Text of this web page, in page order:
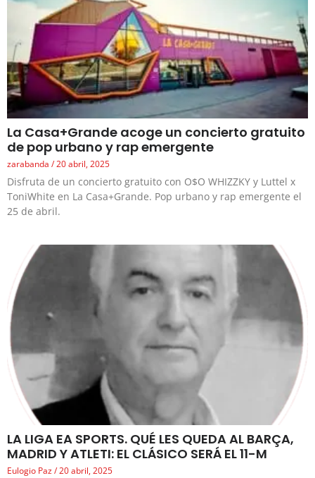
La Casa+Grande acoge un concierto gratuito
de pop urbano y rap emergente
zarabanda 20 abril, 2025
Disfruta de un concierto gratuito con O$O WHIZZKY y Luttel x
ToniWhite en La Casa+Grande. Pop urbano y rap emergente el
25 de abril.
LA LIGA EA SPORTS. QUÉ LES QUEDA AL BARÇA,
MADRID Y ATLETI: EL CLÁSICO SERÁ EL 11-M
Eulogio Paz 20 abril, 2025